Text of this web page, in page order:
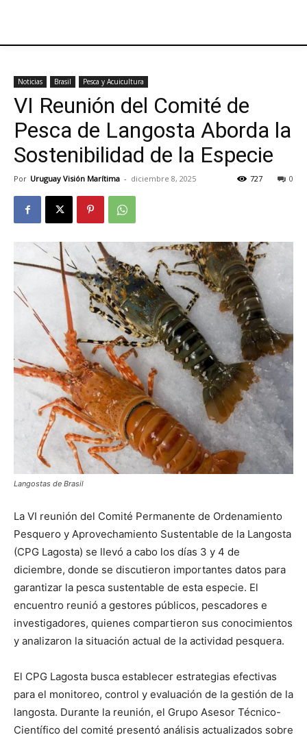
Noticias Brasil Pesca y Acuicultura
VI Reunión del Comité de
Pesca de Langosta Aborda la
Sostenibilidad de la Especie
Por Uruguay Visión Marítima - diciembre 8, 2025 0
727
Langostas de Brasil
La VI reunión del Comité Permanente de Ordenamiento
Pesquero y Aprovechamiento Sustentable de la Langosta
(CPG Lagosta) se llevó a cabo los días 3 y 4 de
diciembre, donde se discutieron importantes datos para
garantizar la pesca sustentable de esta especie. El
encuentro reunió a gestores públicos, pescadores e
investigadores, quienes compartieron sus conocimientos
y analizaron la situación actual de la actividad pesquera.
El CPG Lagosta busca establecer estrategias efectivas
para el monitoreo, control y evaluación de la gestión de la
langosta. Durante la reunión, el Grupo Asesor Técnico-
Científico del comité presentó análisis actualizados sobre